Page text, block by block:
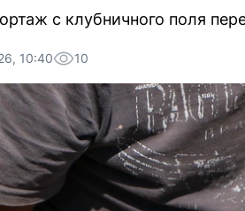
с клубничного поля
10:40 10